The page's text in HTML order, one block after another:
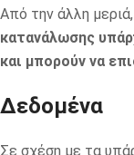
Από την άλλη μεριά,
κατανάλωσης
και μπορούν να
Δεδομένα
Σε σχέση με τα